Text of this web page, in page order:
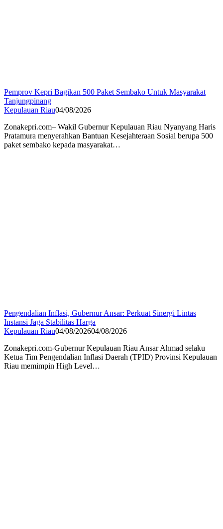
Pemprov Kepri Bagikan 500 Paket Sembako Untuk Masyarakat
Tanjungpinang
Kepulauan Riau04/08/2026
Zonakepri.com– Wakil Gubernur Kepulauan Riau Nyanyang Haris
Pratamura menyerahkan Bantuan Kesejahteraan Sosial berupa 500
paket sembako kepada masyarakat…
Pengendalian Inflasi, Gubernur Ansar: Perkuat Sinergi Lintas
Instansi Jaga Stabilitas Harga
Kepulauan Riau04/08/202604/08/2026
Zonakepri.com-Gubernur Kepulauan Riau Ansar Ahmad selaku
Ketua Tim Pengendalian Inflasi Daerah (TPID) Provinsi Kepulauan
Riau memimpin High Level…